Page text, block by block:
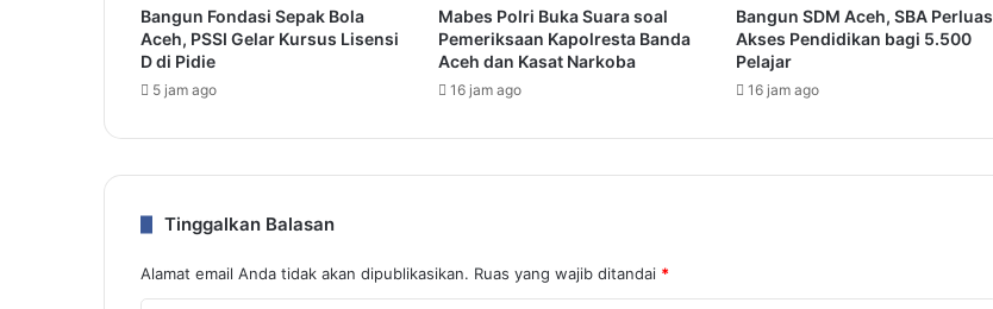
Bangun Fondasi Sepak Bola
Aceh, PSSI Gelar Kursus Lisensi
D di Pidie
5 jam ago
Mabes Polri Buka Suara soal
Pemeriksaan Kapolresta Banda
Aceh dan Kasat Narkoba
16 jam ago
Bangun SDM Aceh, SBA Perluas
Akses Pendidikan bagi 5.500
Pelajar
16 jam ago
Tinggalkan Balasan
Alamat email Anda tidak akan dipublikasikan. Ruas yang wajib ditandai *